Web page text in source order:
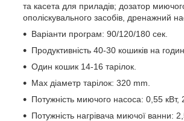
та касета для приладів; дозатор
ополіскувального засобів, дренажний
Варіанти програм: 90/120/180 сек.
Продуктивність 40-30 кошиків на
Один кошик 14-16 тарілок.
Max діаметр тарілок: 320 mm.
Потужність миючого насоса: 0,55 кВт,
Потужність нагрівача миючої ванни: